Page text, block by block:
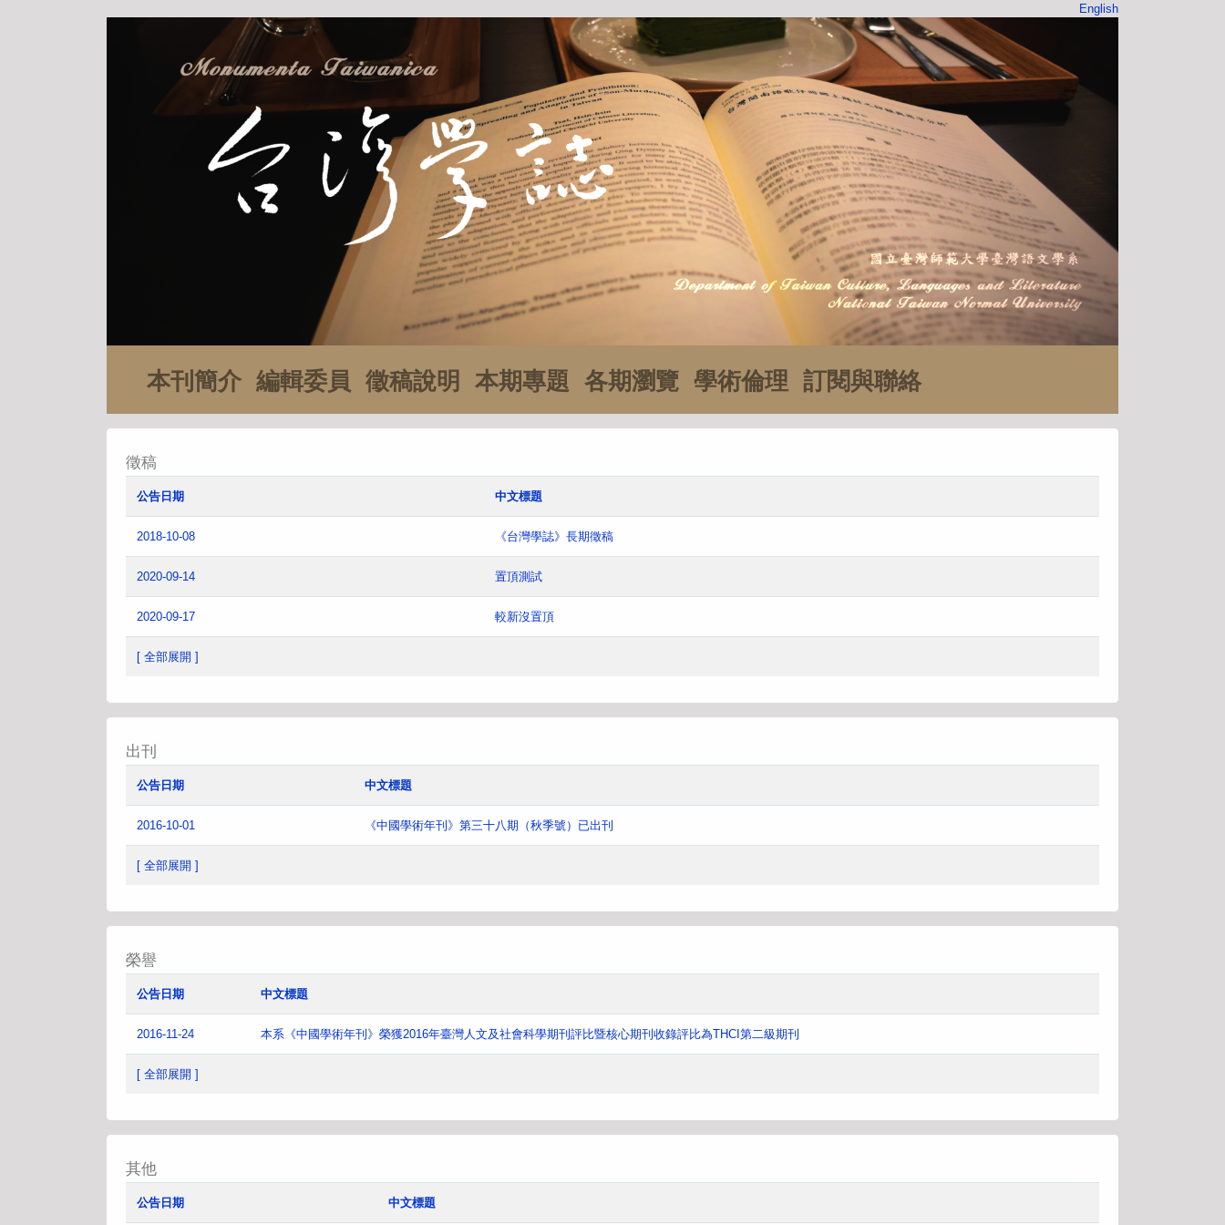
English
本刊簡介 編輯委員 徵稿說明 本期專題 各期瀏覽 學術倫理 訂閱與聯絡
徵稿
公告日期 中文標題
2018-10-08 《台灣學誌》長期徵稿
2020-09-14 置頂測試
2020-09-17 較新沒置頂
[ 全部展開 ]
出刊
公告日期 中文標題
2016-10-01 《中國學術年刊》第三十八期（秋季號）已出刊
[ 全部展開 ]
榮譽
公告日期 中文標題
2016-11-24 本系《中國學術年刊》榮獲2016年臺灣人文及社會科學期刊評比暨核心期刊收錄評比為THCI第二級期刊
[ 全部展開 ]
其他
公告日期 中文標題